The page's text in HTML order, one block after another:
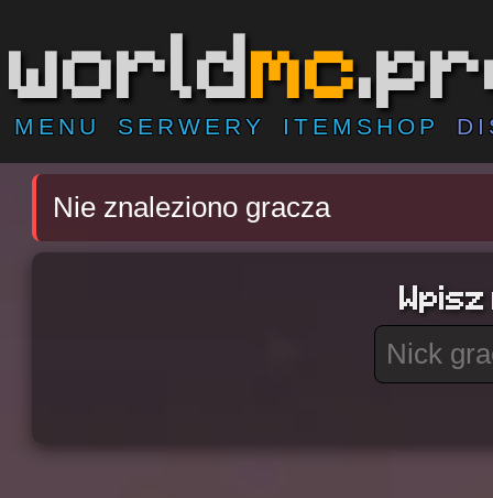
worldmc
MENU SERWERY ITEMSHOP
Nie znaleziono gracza